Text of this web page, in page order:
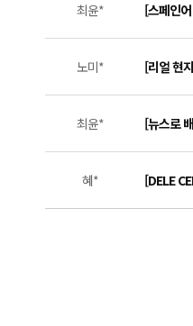
최윤* [스페인
노미* [리얼 현
최윤* [뉴스로
혜* [DELE